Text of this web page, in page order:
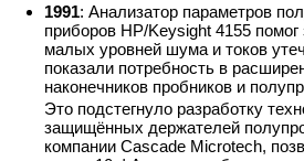
1991: Анализатор параметров
приборов HP/Keysight 4155
малых уровней шума и токов
показали потребность в
наконечников пробников и
Это подстегнуло разработку
защищённых держателей
компании Cascade Microtech,